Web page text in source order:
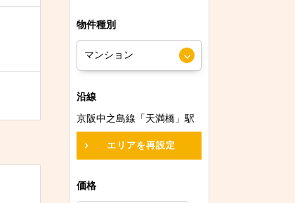
物件種別
沿線
京阪中之島線「天満橋」駅
エリアを再設定
価格